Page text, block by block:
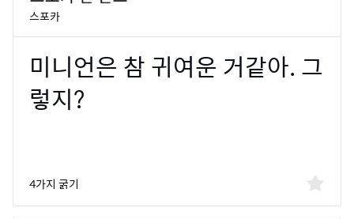
스포카
4가지 굵기